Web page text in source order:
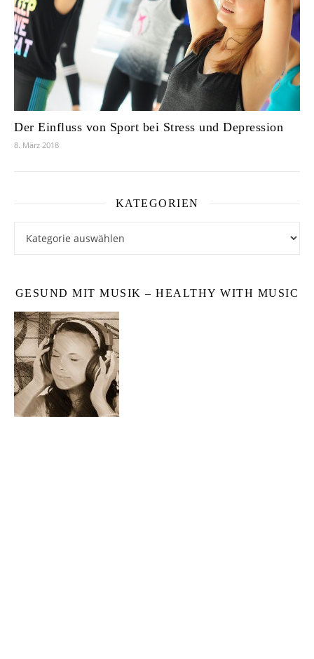
Der Einfluss von Sport bei Stress und Depression
8. März 2018
KATEGORIEN
GESUND MIT MUSIK – HEALTHY WITH MUSIC